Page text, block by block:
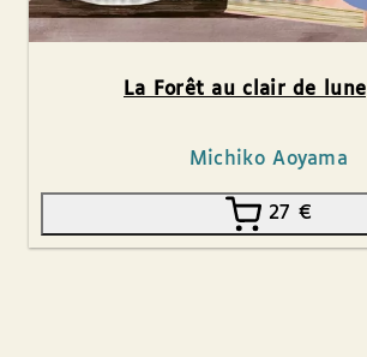
La Forêt au clair de lune
Michiko Aoyama
27 €